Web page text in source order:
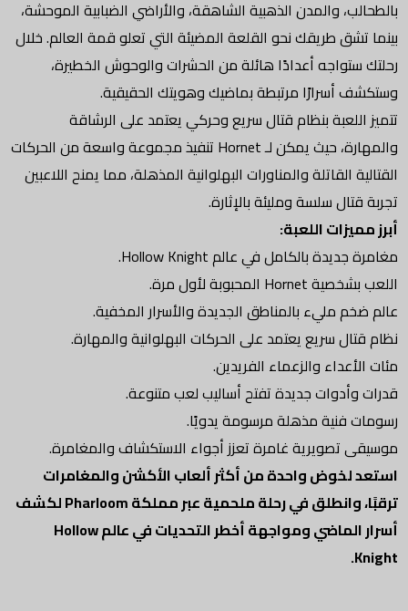
بالطحالب، والمدن الذهبية الشاهقة، والأراضي الضبابية الموحشة،
بينما تشق طريقك نحو القلعة المضيئة التي تعلو قمة العالم. خلال
رحلتك ستواجه أعدادًا هائلة من الحشرات والوحوش الخطيرة،
وستكشف أسرارًا مرتبطة بماضيك وهويتك الحقيقية.
تتميز اللعبة بنظام قتال سريع وحركي يعتمد على الرشاقة
والمهارة، حيث يمكن لـ Hornet تنفيذ مجموعة واسعة من الحركات
القتالية القاتلة والمناورات البهلوانية المذهلة، مما يمنح اللاعبين
تجربة قتال سلسة ومليئة بالإثارة.
أبرز مميزات اللعبة:
مغامرة جديدة بالكامل في عالم Hollow Knight.
اللعب بشخصية Hornet المحبوبة لأول مرة.
عالم ضخم مليء بالمناطق الجديدة والأسرار المخفية.
نظام قتال سريع يعتمد على الحركات البهلوانية والمهارة.
مئات الأعداء والزعماء الفريدين.
قدرات وأدوات جديدة تفتح أساليب لعب متنوعة.
رسومات فنية مذهلة مرسومة يدويًا.
موسيقى تصويرية غامرة تعزز أجواء الاستكشاف والمغامرة.
استعد لخوض واحدة من أكثر ألعاب الأكشن والمغامرات
ترقبًا، وانطلق في رحلة ملحمية عبر مملكة Pharloom لكشف
أسرار الماضي ومواجهة أخطر التحديات في عالم Hollow
Knight.